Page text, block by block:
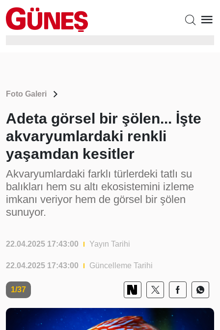
Foto Galeri
Adeta görsel bir şölen... İşte
akvaryumlardaki renkli
yaşamdan kesitler
Akvaryumlardaki farklı türlerdeki tatlı su
balıkları hem su altı ekosistemini izleme
imkanı veriyor hem de görsel bir şölen
sunuyor.
22.04.2025 17:43:00 Yayın Tarihi
22.04.2025 17:43:00 Güncelleme Tarihi
1/37